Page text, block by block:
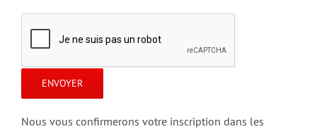
Nous vous confirmerons votre inscription dans les